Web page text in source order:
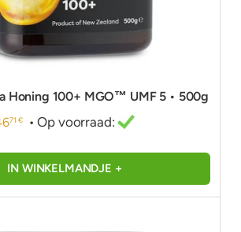
Honing 100+ MGO™ UMF 5 • 500g
71 € • Op voorraad:
IN WINKELMANDJE +